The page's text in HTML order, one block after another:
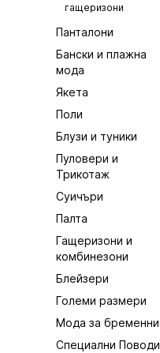
гащеризони
Панталони
Бански и плажна
мода
Якета
Поли
Блузи и туники
Пуловери и
Трикотаж
Суичъри
Палта
Гащеризони и
комбинезони
Блейзери
Големи размери
Мода за бременни
Специални Поводи